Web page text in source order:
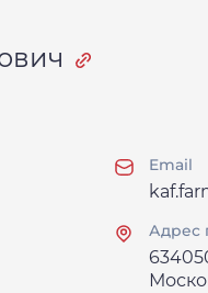
Email
Адрес